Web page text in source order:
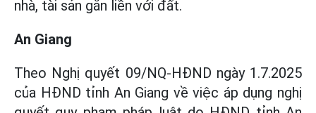
nhà, tài sản gắn liền với đất.
An Giang
Theo Nghị quyết 09/NQ-HĐND ngày 1.7.2025
của HĐND tỉnh An Giang về việc áp dụng nghị